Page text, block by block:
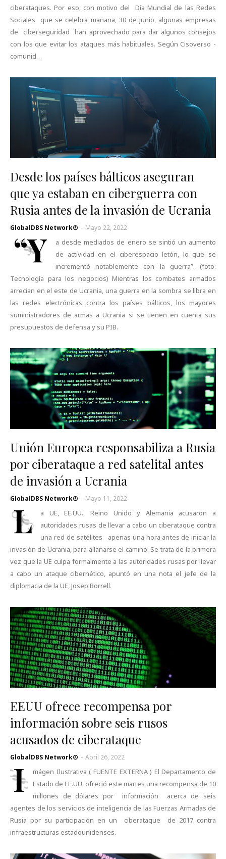
ciberataques. Por eso, con motivo del Día Mundial de las Redes
Sociales que se celebra mañana, 30 de junio, algunas empresas
de ciberseguridad han aprovechado para dar algunos consejos
con los que evitar los ataques más habituales. Según Cisoverso -
comunid…
Desde los países bálticos aseguran
que ya estaban en ciberguerra con
Rusia antes de la invasión de Ucrania
GlobalDBS Network® - Mayo 22, 2022
“Y
a desde mediados de enero se sintió un aumento
de actividad en el ciberespacio letón, lo que se
incrementó notablemente con la guerra”. (foto:
Tecnología para los negocios) Mientras los combates armados
arrecian en el este de Ucrania, una guerra en la sombra se libra en
las redes electrónicas contra los países bálticos, los mayores
suministradores de armas a Ucrania si se tienen en cuenta sus
presupuestos de defensa y su PIB.
Unión Europea responsabiliza a Rusia
por ciberataque a red satelital antes
de invasión a Ucrania
GlobalDBS Network® - Mayo 11, 2022
L
a UE, EE.UU., Reino Unido y Alemania acusaron a
autoridades rusas de llevar a cabo un ciberataque contra
una red de satélites apenas una hora antes de iniciar la
invasión de Ucrania, para allanarse el camino. Se trata de la primera
vez que la UE culpa formalmente a las autoridades rusas por llevar
a cabo un ataque cibernético, apuntó en una nota el jefe de la
diplomacia de la UE, Josep Borrell.
EEUU ofrece recompensa por
información sobre seis rusos
acusados de ciberataque
GlobalDBS Network® - Abril 26, 2022
I
mágen Ilustrativa ( FUENTE EXTERNA ) El Departamento de
Estado de EE.UU. ofreció este martes una recompensa de 10
millones de dólares por información acerca de seis
agentes de los servicios de inteligencia de las Fuerzas Armadas de
Rusia por su participación en un ciberataque de 2017 contra
infraestructuras estadounidenses.